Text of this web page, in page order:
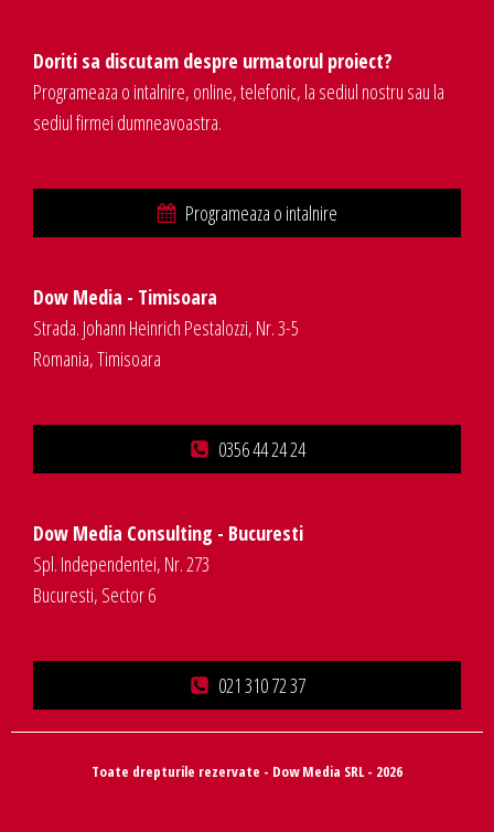
Doriti sa discutam despre urmatorul proiect?
Programeaza o intalnire, online, telefonic, la sediul nostru sau la
sediul firmei dumneavoastra.
Programeaza o intalnire
Dow Media - Timisoara
Strada. Johann Heinrich Pestalozzi, Nr. 3-5
Romania, Timisoara
0356 44 24 24
Dow Media Consulting - Bucuresti
Spl. Independentei, Nr. 273
Bucuresti, Sector 6
021 310 72 37
Toate drepturile rezervate - Dow Media SRL - 2026